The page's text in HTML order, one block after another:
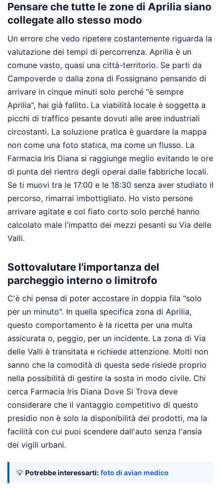
Pensare che tutte le zone di Aprilia siano
collegate allo stesso modo
Un errore che vedo ripetere costantemente riguarda la
valutazione dei tempi di percorrenza. Aprilia è un
comune vasto, quasi una città-territorio. Se parti da
Campoverde o dalla zona di Fossignano pensando di
arrivare in cinque minuti solo perché "è sempre
Aprilia", hai già fallito. La viabilità locale è soggetta a
picchi di traffico pesante dovuti alle aree industriali
circostanti. La soluzione pratica è guardare la mappa
non come una foto statica, ma come un flusso. La
Farmacia Iris Diana si raggiunge meglio evitando le ore
di punta del rientro degli operai dalle fabbriche locali.
Se ti muovi tra le 17:00 e le 18:30 senza aver studiato il
percorso, rimarrai imbottigliato. Ho visto persone
arrivare agitate e col fiato corto solo perché hanno
calcolato male l'impatto dei mezzi pesanti su Via delle
Valli.
Sottovalutare l'importanza del
parcheggio interno o limitrofo
C'è chi pensa di poter accostare in doppia fila "solo
per un minuto". In quella specifica zona di Aprilia,
questo comportamento è la ricetta per una multa
assicurata o, peggio, per un incidente. La zona di Via
delle Valli è transitata e richiede attenzione. Molti non
sanno che la comodità di questa sede risiede proprio
nella possibilità di gestire la sosta in modo civile. Chi
cerca Farmacia Iris Diana Dove Si Trova deve
considerare che il vantaggio competitivo di questo
presidio non è solo la disponibilità dei prodotti, ma la
facilità con cui puoi scendere dall'auto senza l'ansia
dei vigili urbani.
💡 Potrebbe interessarti: foto di avian medico